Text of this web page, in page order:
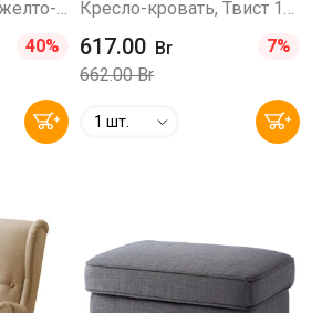
40%
617.00 Br
7%
662.00 Br
1 шт.